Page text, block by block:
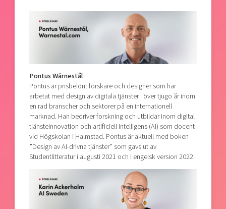
Pontus Wärnestål
Pontus är prisbelönt forskare och designer som har
arbetat med design av digitala tjänster i över tjugo år inom
en rad branscher och sektorer på en internationell
marknad. Han bedriver forskning och utbildar inom digital
tjänsteinnovation och artificiell intelligens (AI) som docent
vid Högskolan i Halmstad. Pontus är aktuell med boken
”Design av AI-drivna tjänster” som gavs ut av
Studentlitteratur i augusti 2021 och i engelsk version 2022.